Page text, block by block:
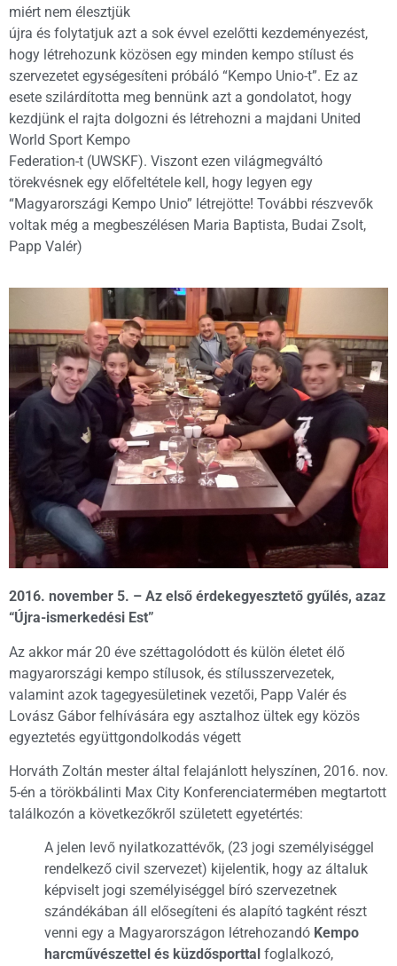
miért nem élesztjük
újra és folytatjuk azt a sok évvel ezelőtti kezdeményezést,
hogy létrehozunk közösen egy minden kempo stílust és
szervezetet egységesíteni próbáló “Kempo Unio-t”. Ez az
esete szilárdította meg bennünk azt a gondolatot, hogy
kezdjünk el rajta dolgozni és létrehozni a majdani United
World Sport Kempo
Federation-t (UWSKF). Viszont ezen világmegváltó
törekvésnek egy előfeltétele kell, hogy legyen egy
“Magyarországi Kempo Unio” létrejötte! További részvevők
voltak még a megbeszélésen Maria Baptista, Budai Zsolt,
Papp Valér)
2016. november 5. – Az első érdekegyesztető gyűlés, azaz
“Újra-ismerkedési Est”
Az akkor már 20 éve széttagolódott és külön életet élő
magyarországi kempo stílusok, és stílusszervezetek,
valamint azok tagegyesületinek vezetői, Papp Valér és
Lovász Gábor felhívására egy asztalhoz ültek egy közös
egyeztetés együttgondolkodás végett
Horváth Zoltán mester által felajánlott helyszínen, 2016. nov.
5-én a törökbálinti Max City Konferenciatermében megtartott
találkozón a következőkről született egyetértés:
A jelen levő nyilatkozattévők, (23 jogi személyiséggel
rendelkező civil szervezet) kijelentik, hogy az általuk
képviselt jogi személyiséggel bíró szervezetnek
szándékában áll elősegíteni és alapító tagként részt
venni egy a Magyarországon létrehozandó Kempo
harcművészettel és küzdősporttal foglalkozó,